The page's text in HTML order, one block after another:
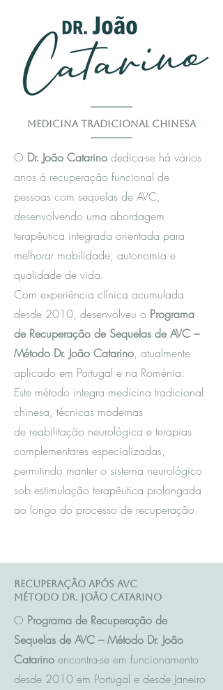
Medicina Tradicional Chinesa
O Dr. João Catarino dedica-se há vários
anos à recuperação funcional de
pessoas com sequelas de AVC,
desenvolvendo uma abordagem
terapêutica integrada orientada para
melhorar mobilidade, autonomia e
qualidade de vida.
Com experiência clínica acumulada
desde 2010, desenvolveu o Programa
de Recuperação de Sequelas de AVC –
Método Dr. João Catarino, atualmente
aplicado em Portugal e na Roménia.
Este método integra medicina tradicional
chinesa, técnicas modernas
de reabilitação neurológica e terapias
complementares especializadas,
permitindo manter o sistema neurológico
sob estimulação terapêutica prolongada
ao longo do processo de recuperação.
Recuperação após AVC
Método Dr. João Catarino
O Programa de Recuperação de
Sequelas de AVC – Método Dr. João
Catarino encontra-se em funcionamento
desde 2010 em Portugal e desde Janeiro